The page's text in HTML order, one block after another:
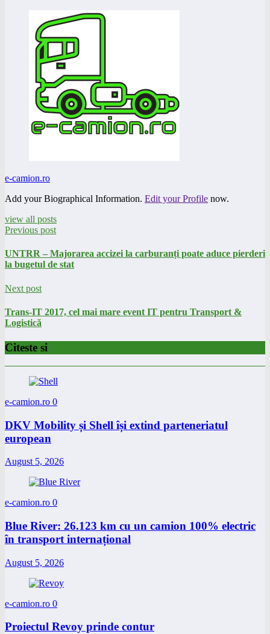
e-camion.ro
Add your Biographical Information. Edit your Profile now.
view all posts
Previous post
UNTRR – Majorarea accizei la carburanți poate aduce pierderi
la bugetul de stat
Next post
Trans-IT 2017, cel mai mare event IT pentru Transport &
Logistică
Citeste si
e-camion.ro 0
DKV Mobility și Shell își extind parteneriatul
european
August 5, 2026
e-camion.ro 0
Blue River: 26.123 km cu un camion 100% electric
în transport internațional
August 5, 2026
e-camion.ro 0
Proiectul Revoy prinde contur